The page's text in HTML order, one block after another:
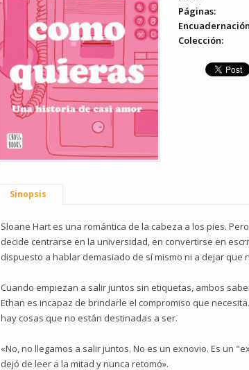
Páginas:
Colección:
Sinopsis
Sloane Hart es una romántica de la cabeza a los pies.
decide centrarse en la universidad, en convertirse en
dispuesto a hablar demasiado de sí mismo ni a dejar que
Cuando empiezan a salir juntos sin etiquetas, ambos
Ethan es incapaz de brindarle el compromiso que
hay cosas que no están destinadas a ser.
«No, no llegamos a salir juntos. No es un exnovio. Es un
dejó de leer a la mitad y nunca retomó».